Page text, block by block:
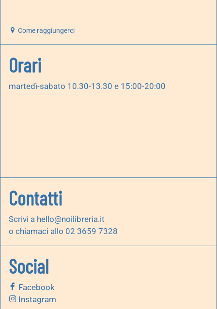
Come raggiungerci
Orari
martedì-sabato 10.30-13.30 e 15:00-20:00
Contatti
Scrivi a hello@noilibreria.it
o chiamaci allo 02 3659 7328
Social
Facebook
Instagram